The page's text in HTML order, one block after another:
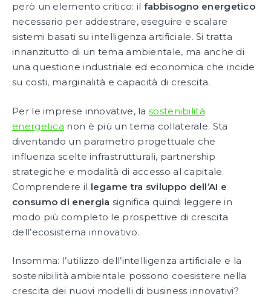
però un elemento critico: il fabbisogno energetico
necessario per addestrare, eseguire e scalare
sistemi basati su intelligenza artificiale. Si tratta
innanzitutto di un tema ambientale, ma anche di
una questione industriale ed economica che incide
su costi, marginalità e capacità di crescita.
Per le imprese innovative, lasostenibilità
energetica non è più un tema collaterale. Sta
diventando un parametro progettuale che
influenza scelte infrastrutturali, partnership
strategiche e modalità di accesso al capitale.
Comprendere il legame tra sviluppo dell’AI e
consumo di energia significa quindi leggere in
modo più completo le prospettive di crescita
dell’ecosistema innovativo.
Insomma: l’utilizzo dell’intelligenza artificiale e la
sostenibilità ambientale possono coesistere nella
crescita dei nuovi modelli di business innovativi?